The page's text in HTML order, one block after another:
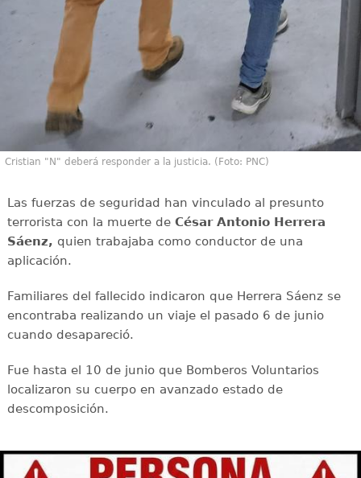
Cristian "N" deberá responder a la justicia. (Foto: PNC)
Las fuerzas de seguridad han vinculado al presunto
terrorista con la muerte de César Antonio Herrera
Sáenz, quien trabajaba como conductor de una
aplicación.
Familiares del fallecido indicaron que Herrera Sáenz se
encontraba realizando un viaje el pasado 6 de junio
cuando desapareció.
Fue hasta el 10 de junio que Bomberos Voluntarios
localizaron su cuerpo en avanzado estado de
descomposición.